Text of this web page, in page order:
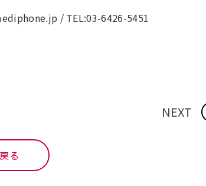
/ TEL:03-6426-5451
NEXT
る